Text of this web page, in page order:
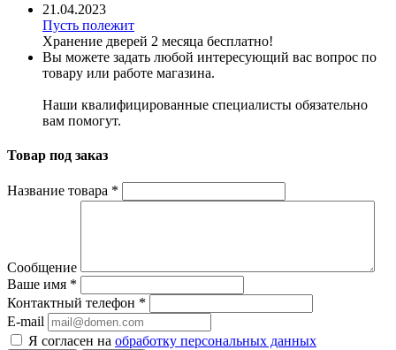
21.04.2023
Пусть полежит
Хранение дверей 2 месяца бесплатно!
Вы можете задать любой интересующий вас вопрос по
товару или работе магазина.
Наши квалифицированные специалисты обязательно
вам помогут.
Товар под заказ
Название товара *
Сообщение
Ваше имя *
Контактный телефон *
E-mail
Я согласен на обработку персональных данных